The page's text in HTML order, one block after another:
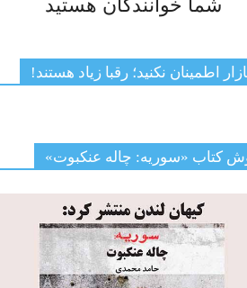
شما خوانندگان هستید
اطمینان نکنید؛ رقبا زیاد هستند!
کتاب «سوریه: چاله عنکبوت»